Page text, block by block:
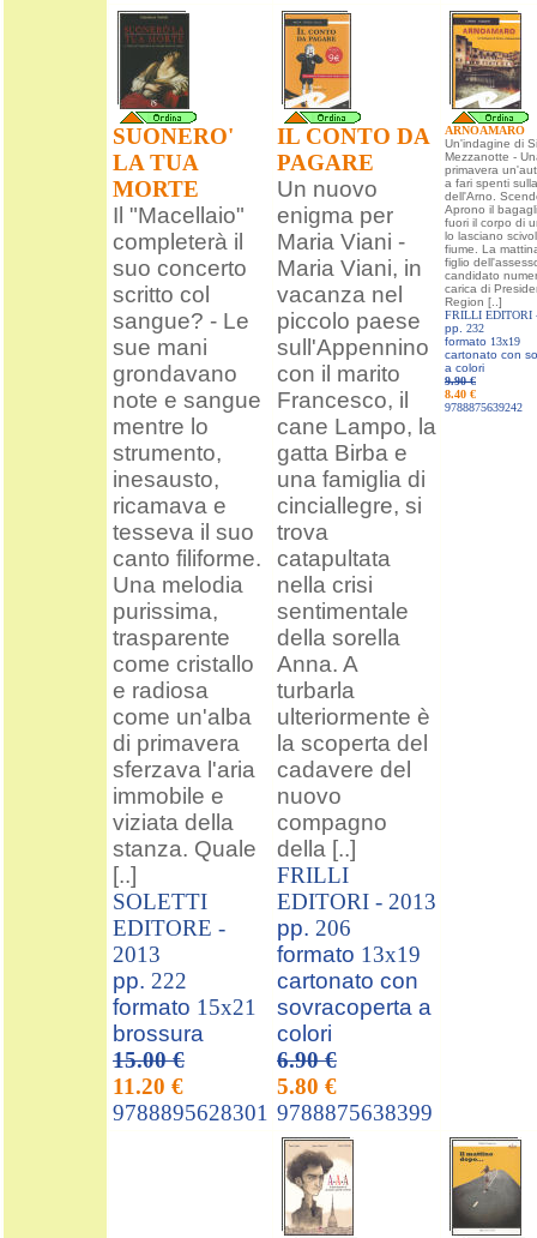
SUONERO'
LA TUA
MORTE
Il "Macellaio"
completerà il
suo concerto
scritto col
sangue? - Le
sue mani
grondavano
note e sangue
mentre lo
strumento,
inesausto,
ricamava e
tesseva il suo
canto filiforme.
Una melodia
purissima,
trasparente
come cristallo
e radiosa
come un'alba
di primavera
sferzava l'aria
immobile e
viziata della
stanza. Quale
[..]
SOLETTI
EDITORE -
2013
pp. 222
formato 15x21
brossura
15.00 €
11.20 €
9788895628301
IL CONTO DA
PAGARE
Un nuovo
enigma per
Maria Viani -
Maria Viani, in
vacanza nel
piccolo paese
sull'Appennino
con il marito
Francesco, il
cane Lampo, la
gatta Birba e
una famiglia di
cinciallegre, si
trova
catapultata
nella crisi
sentimentale
della sorella
Anna. A
turbarla
ulteriormente è
la scoperta del
cadavere del
nuovo
compagno
della [..]
FRILLI
EDITORI - 2013
pp. 206
formato 13x19
cartonato con
sovracoperta a
colori
6.90 €
5.80 €
9788875638399
ARNOAMARO
Un'indagine di
Mezzanotte -
primavera
a fari spenti
dell'Arno.
Aprono il
fuori il corpo di
lo lasciano
fiume. La
figlio
candidato
carica di
Region [..]
FRILLI
pp. 232
formato 13x19
cartonato con
a colori
9.90 €
8.40 €
9788875639242